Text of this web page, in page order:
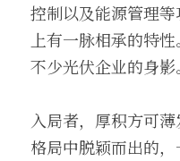
控制以及能源管理
上有一脉相承的特
不少光伏企业的身影。
入局者，厚积方可
格局中脱颖而出的，